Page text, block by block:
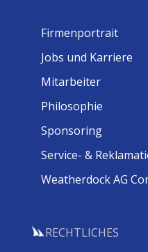
Firmenportrait
Jobs und Karriere
Mitarbeiter
Philosophie
Sponsoring
Service- &
Weatherdock AG
RECHTLICHES